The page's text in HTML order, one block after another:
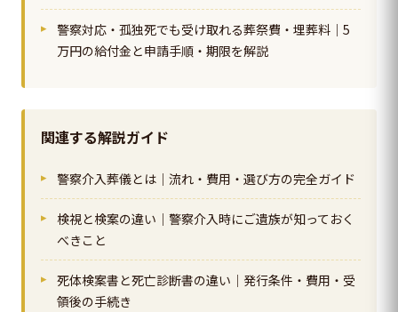
警察対応・孤独死でも受け取れる葬祭費・埋葬料｜5
万円の給付金と申請手順・期限を解説
関連する解説ガイド
警察介入葬儀とは｜流れ・費用・選び方の完全ガイド
検視と検案の違い｜警察介入時にご遺族が知っておく
べきこと
死体検案書と死亡診断書の違い｜発行条件・費用・受
領後の手続き